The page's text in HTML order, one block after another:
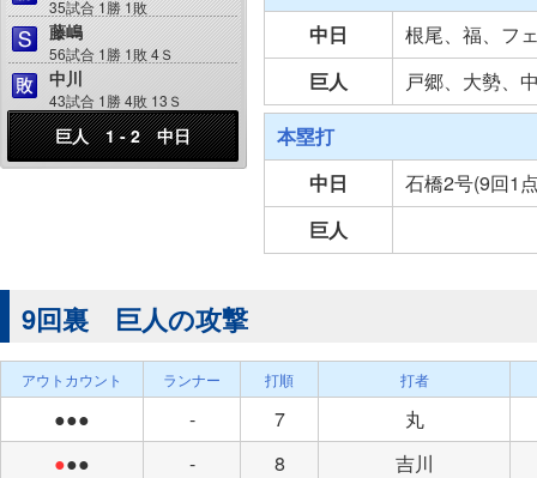
35試合 1勝 1敗
藤嶋
56試合 1勝 1敗 4Ｓ
中川
43試合 1勝 4敗 13Ｓ
巨人 1 - 2 中日
中日
根尾、福、フ
巨人
戸郷、大勢、
本塁打
中日
石橋2号(9回1
巨人
9回裏 巨人の攻撃
アウトカウント ランナー 打順 打者
●●● - 7
丸
●●● - 8
吉川